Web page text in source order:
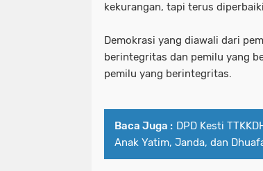
kekurangan, tapi terus
Demokrasi yang diawali dari
berintegritas dan pemilu yang
pemilu yang berintegritas.
Baca Juga : DPD Kesti
Anak Yatim, Janda, dan